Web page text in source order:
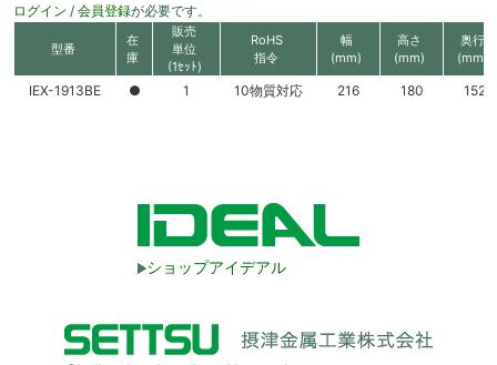
ログイン / 会員登録が必要です。
型番
在
庫
販売
単位
(1ｾｯﾄ)
RoHS
指令
幅
(mm)
高さ
(mm)
奥行
(mm)
IEX-1913BE ● 1 10物質対応 216 180 152
ショップアイデアル